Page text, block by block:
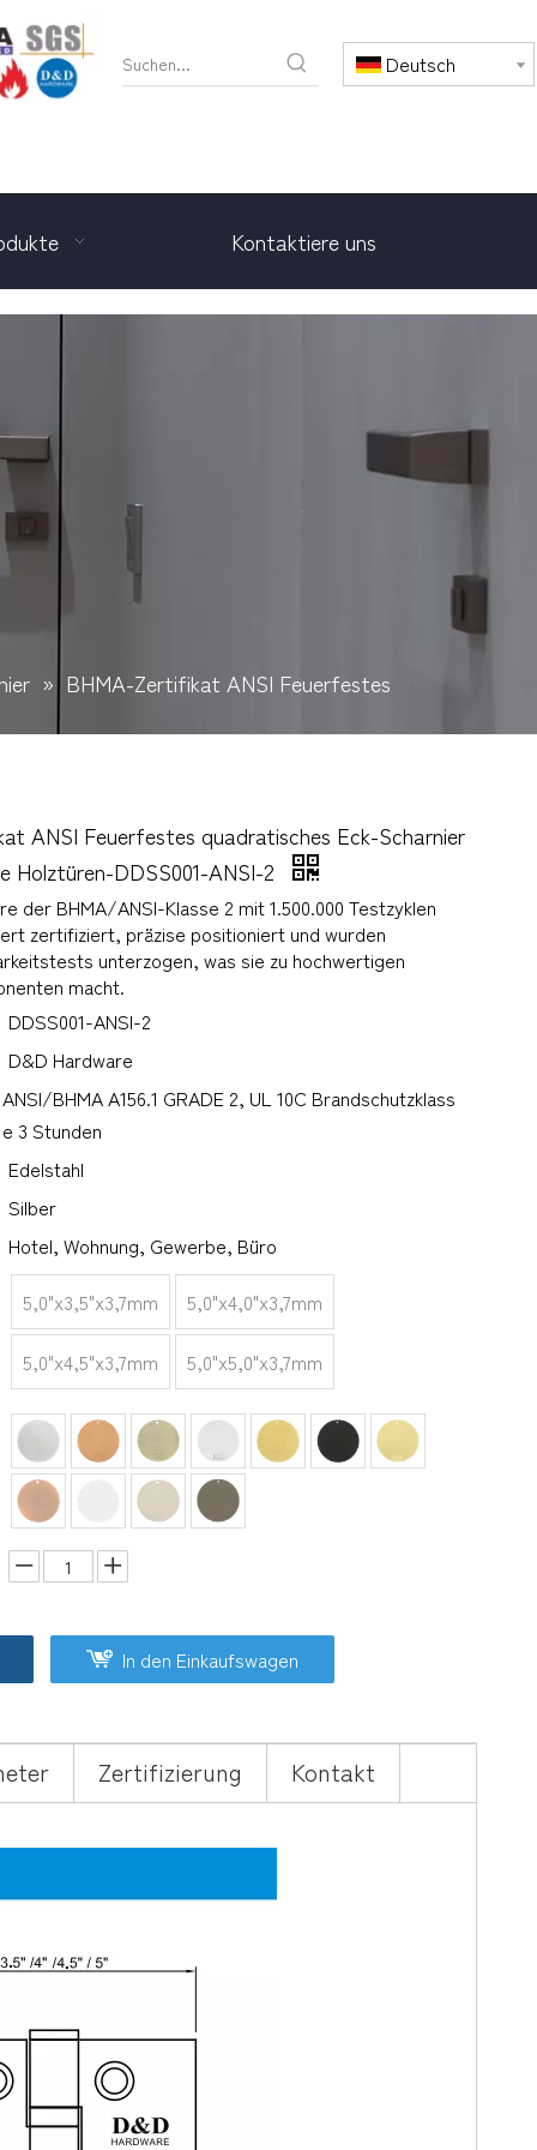
Deutsch
Kontaktiere uns
» BHMA-Zertifikat ANSI Feuerfestes
ANSI Feuerfestes quadratisches Eck-Scharnier
Holztüren-DDSS001-ANSI-2
der BHMA/ANSI-Klasse 2 mit 1.500.000 Testzyklen
zertifiziert, präzise positioniert und wurden
unterzogen, was sie zu hochwertigen
macht.
DDSS001-ANSI-2
D&D Hardware
ANSI/BHMA A156.1 GRADE 2, UL 10C Brandschutzklass
e 3 Stunden
Edelstahl
Silber
Hotel, Wohnung, Gewerbe, Büro
5,0"x3,5"x3,7mm 5,0"x4,0"x3,7mm
5,0"x4,5"x3,7mm 5,0"x5,0"x3,7mm
In den Einkaufswagen
Zertifizierung Kontakt